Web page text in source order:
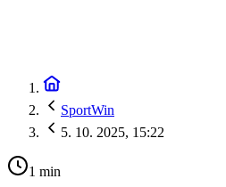
SportWin
5. 10. 2025, 15:22
1 min